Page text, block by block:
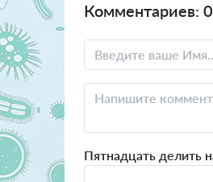
Комментариев: 0
Пятнадцать делить